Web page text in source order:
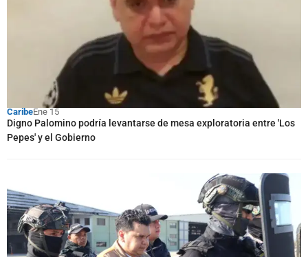
CaribeEne 15
Digno Palomino podría levantarse de mesa exploratoria entre 'Los
Pepes' y el Gobierno